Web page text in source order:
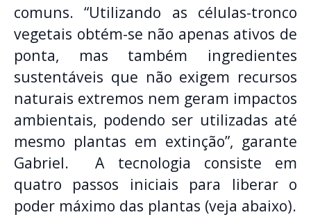
comuns. “Utilizando as células-tronco
vegetais obtém-se não apenas ativos de
ponta, mas também ingredientes
sustentáveis que não exigem recursos
naturais extremos nem geram impactos
ambientais, podendo ser utilizadas até
mesmo plantas em extinção”, garante
Gabriel. A tecnologia consiste em
quatro passos iniciais para liberar o
poder máximo das plantas (veja abaixo).